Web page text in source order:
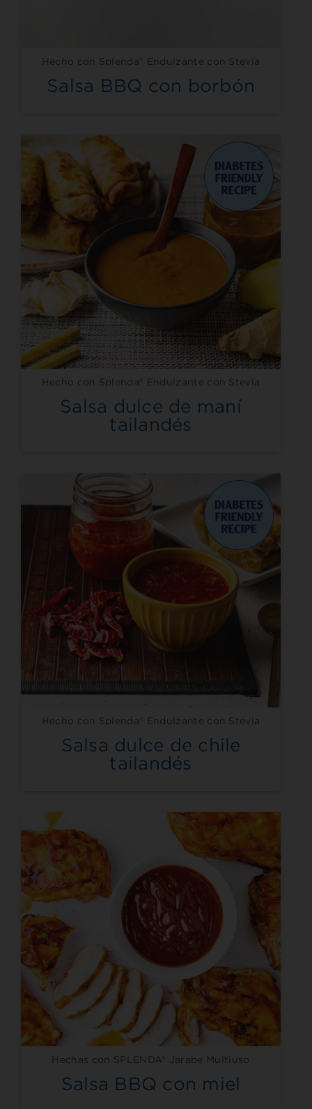
Hecho con Splenda® Endulzante con Stevia
Salsa BBQ con borbón
Hecho con Splenda® Endulzante con Stevia
Salsa dulce de maní
tailandés
Hecho con Splenda® Endulzante con Stevia
Salsa dulce de chile
tailandés
Hechas con SPLENDA® Jarabe Multiuso
Salsa BBQ con miel